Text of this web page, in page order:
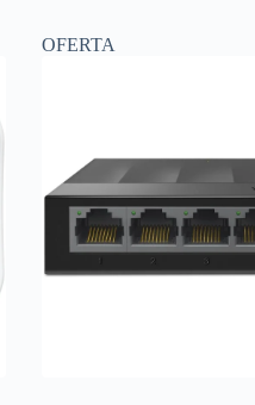
OFERTA